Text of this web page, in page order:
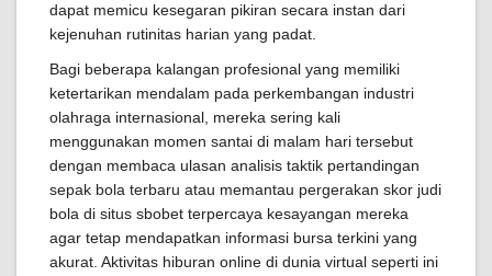
dapat memicu kesegaran pikiran secara instan dari
kejenuhan rutinitas harian yang padat.
Bagi beberapa kalangan profesional yang memiliki
ketertarikan mendalam pada perkembangan industri
olahraga internasional, mereka sering kali
menggunakan momen santai di malam hari tersebut
dengan membaca ulasan analisis taktik pertandingan
sepak bola terbaru atau memantau pergerakan skor judi
bola di situs sbobet terpercaya kesayangan mereka
agar tetap mendapatkan informasi bursa terkini yang
akurat. Aktivitas hiburan online di dunia virtual seperti ini